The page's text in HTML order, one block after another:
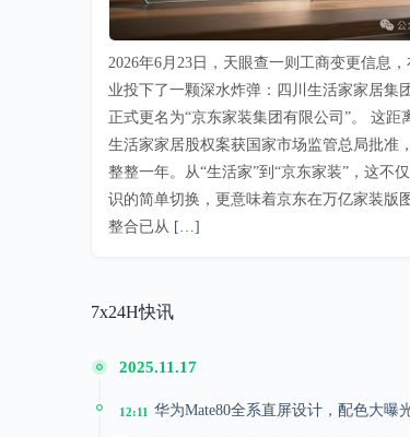
2026年6月23日，天眼查一则工商变更信息
业投下了一颗深水炸弹：四川生活家家居集
正式更名为“京东家装集团有限公司”。 这距
生活家家居股权案获国家市场监管总局批准
整整一年。从“生活家”到“京东家装”，这不
识的简单切换，更意味着京东在万亿家装版
整合已从 […]
7x24H快讯
2025.11.17
12:11 华为Mate80全系直屏设计，配色大曝